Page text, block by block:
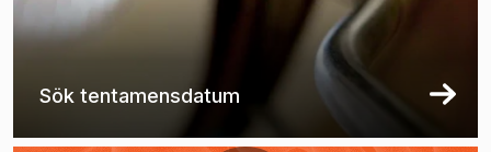
Sök tentamensdatum